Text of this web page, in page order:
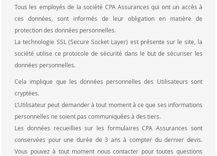
Tous les employés de la société CPA Assurances qui ont un accès à
ces données, sont informés de leur obligation en matière de
protection des données personnelles.
La technologie SSL (Secure Socket Layer) est présente sur le site, la
société utilise ce protocole de sécurité dans le but de sécuriser les
données personnelles.
Cela implique que les données personnelles des Utilisateurs sont
cryptées.
L’Utilisateur peut demander à tout moment à ce que ses informations
personnelles ne soient pas communiquées à des tiers.
Les données recueillies sur les formulaires CPA Assurances sont
conservées pour une durée de 3 ans à compter du dernier devis.
Vous pouvez à tout moment nous contacter pour toutes questions